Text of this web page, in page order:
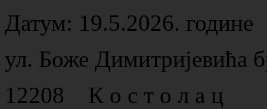
Датум: 19.5.2026. године
ул. Боже Димитријевића
12208 К о с т о л а ц